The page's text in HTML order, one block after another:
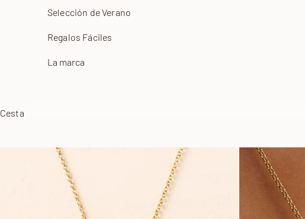
Selección de Verano
Regalos Fáciles
La marca
Cesta